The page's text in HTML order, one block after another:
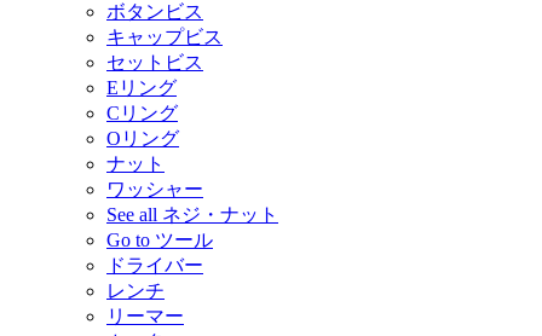
ボタンビス
キャップビス
セットビス
Eリング
Cリング
Oリング
ナット
ワッシャー
See all ネジ・ナット
Go to ツール
ドライバー
レンチ
リーマー